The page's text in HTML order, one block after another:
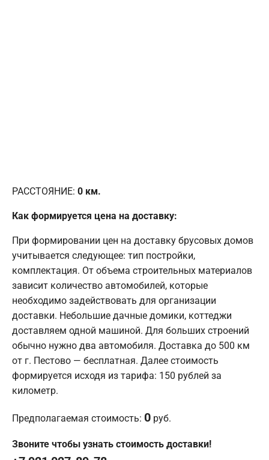
РАССТОЯНИЕ: 0 км.
Как формируется цена на доставку:
При формировании цен на доставку брусовых домов
учитывается следующее: тип постройки,
комплектация. От объема строительных материалов
зависит количество автомобилей, которые
необходимо задействовать для организации
доставки. Небольшие дачные домики, коттеджи
доставляем одной машиной. Для больших строений
обычно нужно два автомобиля. Доставка до 500 км
от г. Пестово — бесплатная. Далее стоимость
формируется исходя из тарифа: 150 рублей за
километр.
Предполагаемая стоимость: 0 руб.
Звоните чтобы узнать стоимость доставки!